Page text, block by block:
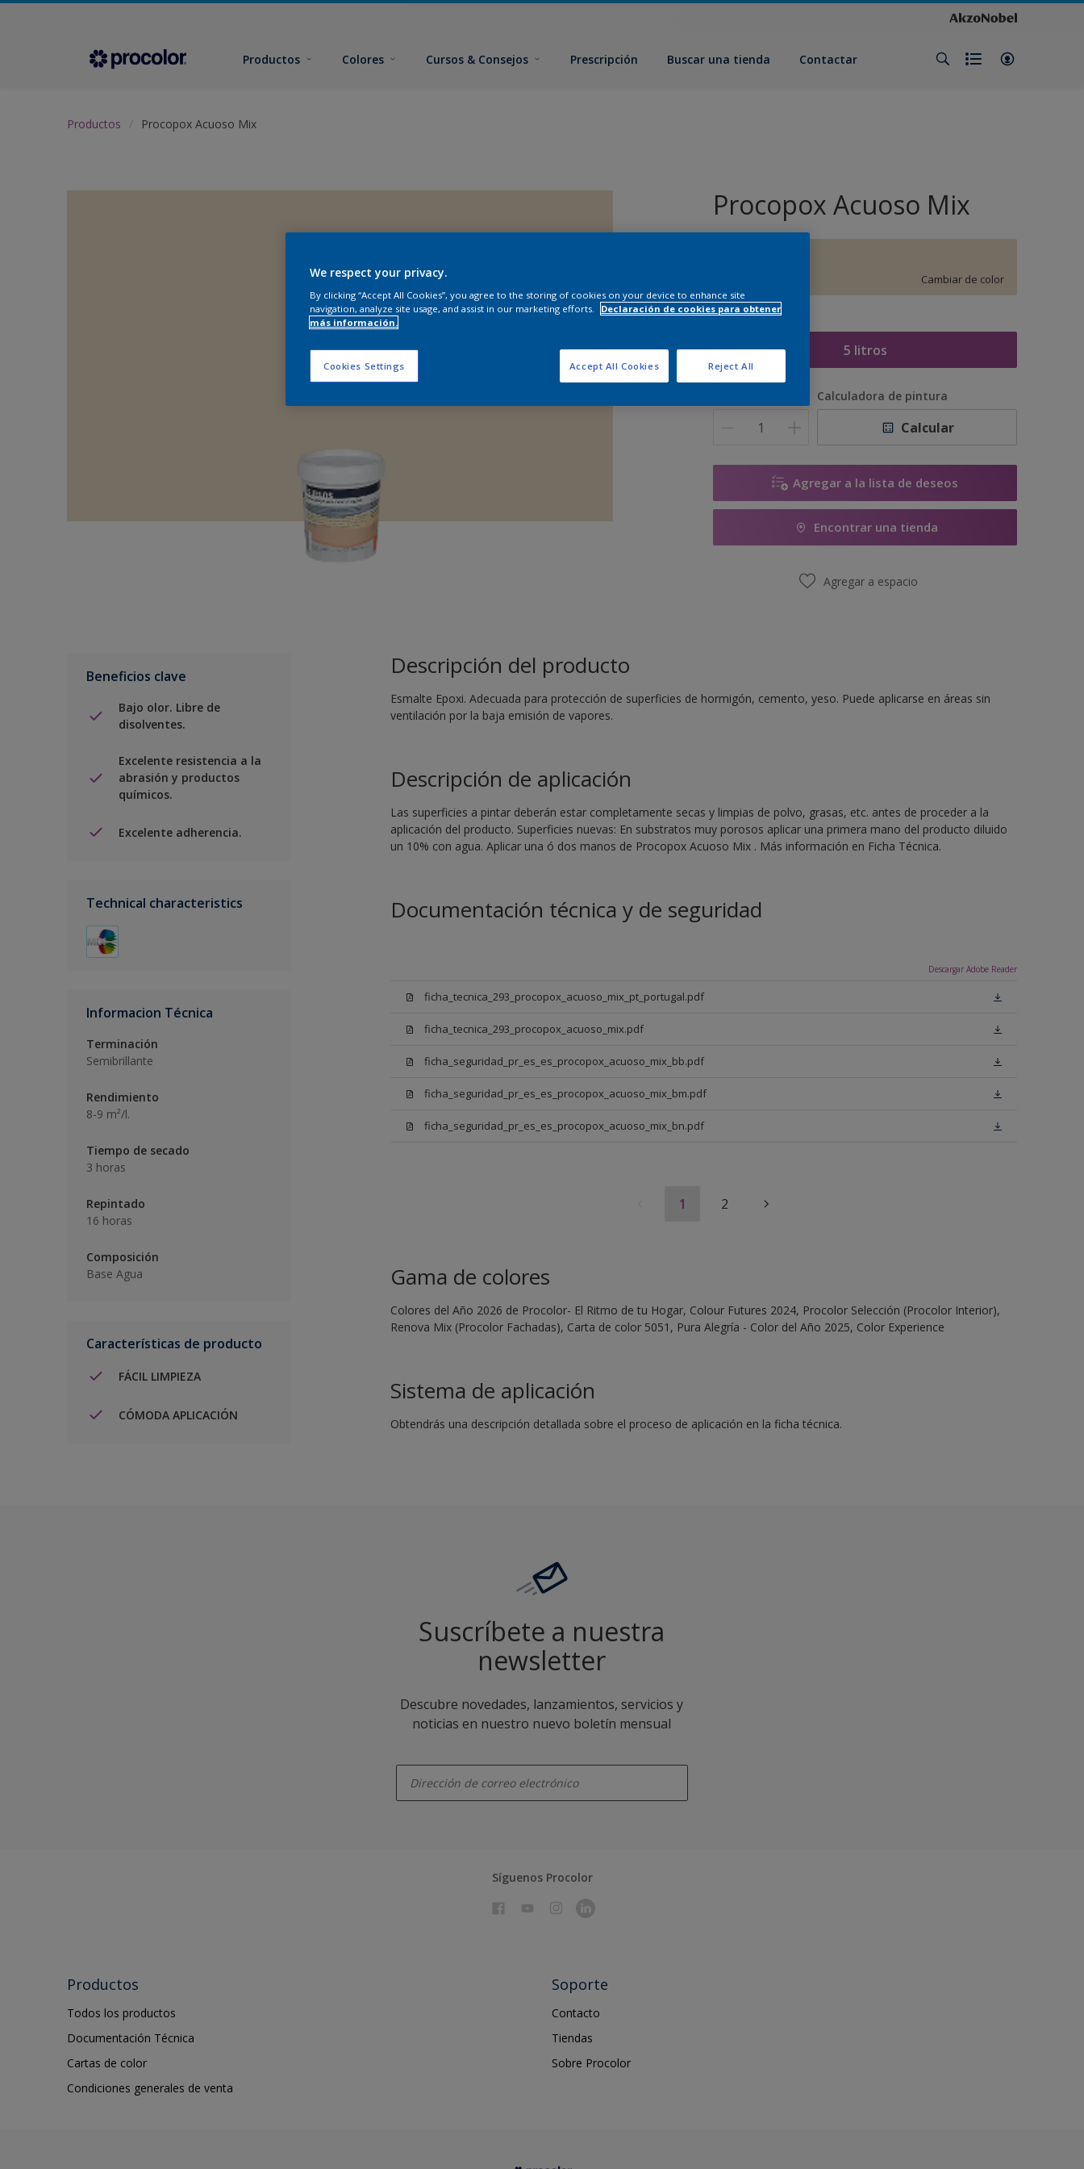
Productos Colores Cursos & Consejos Prescripción Buscar una tienda Contactar
Productos Procopox Acuoso Mix
Procopox Acuoso Mix
Cambiar de color
5 litros
Calculadora de pintura
Calcular
Agregar a la lista de deseos
Encontrar una tienda
Agregar a espacio
Beneficios clave
Bajo olor. Libre de
disolventes.
Excelente resistencia a la
abrasión y productos
químicos.
Excelente adherencia.
Technical characteristics
Informacion Técnica
Terminación
Semibrillante
Rendimiento
8-9 m²/l.
Tiempo de secado
3 horas
Repintado
16 horas
Composición
Base Agua
Características de producto
FÁCIL LIMPIEZA
CÓMODA APLICACIÓN
Descripción del producto
Esmalte Epoxi. Adecuada para protección de superficies de hormigón, cemento, yeso. Puede aplicarse en áreas sin
ventilación por la baja emisión de vapores.
Descripción de aplicación
Las superficies a pintar deberán estar completamente secas y limpias de polvo, grasas, etc. antes de proceder a la
aplicación del producto. Superficies nuevas: En substratos muy porosos aplicar una primera mano del producto diluido
un 10% con agua. Aplicar una ó dos manos de Procopox Acuoso Mix . Más información en Ficha Técnica.
Documentación técnica y de seguridad
Descargar Adobe Reader
ficha_tecnica_293_procopox_acuoso_mix_pt_portugal.pdf
ficha_tecnica_293_procopox_acuoso_mix.pdf
ficha_seguridad_pr_es_es_procopox_acuoso_mix_bb.pdf
ficha_seguridad_pr_es_es_procopox_acuoso_mix_bm.pdf
ficha_seguridad_pr_es_es_procopox_acuoso_mix_bn.pdf
1 2
Gama de colores
Colores del Año 2026 de Procolor- El Ritmo de tu Hogar, Colour Futures 2024, Procolor Selección (Procolor Interior),
Renova Mix (Procolor Fachadas), Carta de color 5051, Pura Alegría - Color del Año 2025, Color Experience
Sistema de aplicación
Obtendrás una descripción detallada sobre el proceso de aplicación en la ficha técnica.
Suscríbete a nuestra
newsletter
Descubre novedades, lanzamientos, servicios y
noticias en nuestro nuevo boletín mensual
Síguenos Procolor
Productos
Todos los productos
Documentación Técnica
Cartas de color
Condiciones generales de venta
Soporte
Contacto
Tiendas
Sobre Procolor
We respect your privacy.
By clicking “Accept All Cookies”, you agree to the storing of cookies on your device to enhance site
navigation, analyze site usage, and assist in our marketing efforts.
Declaración de cookies para obtener
más información.
Cookies Settings Reject All
Accept All Cookies